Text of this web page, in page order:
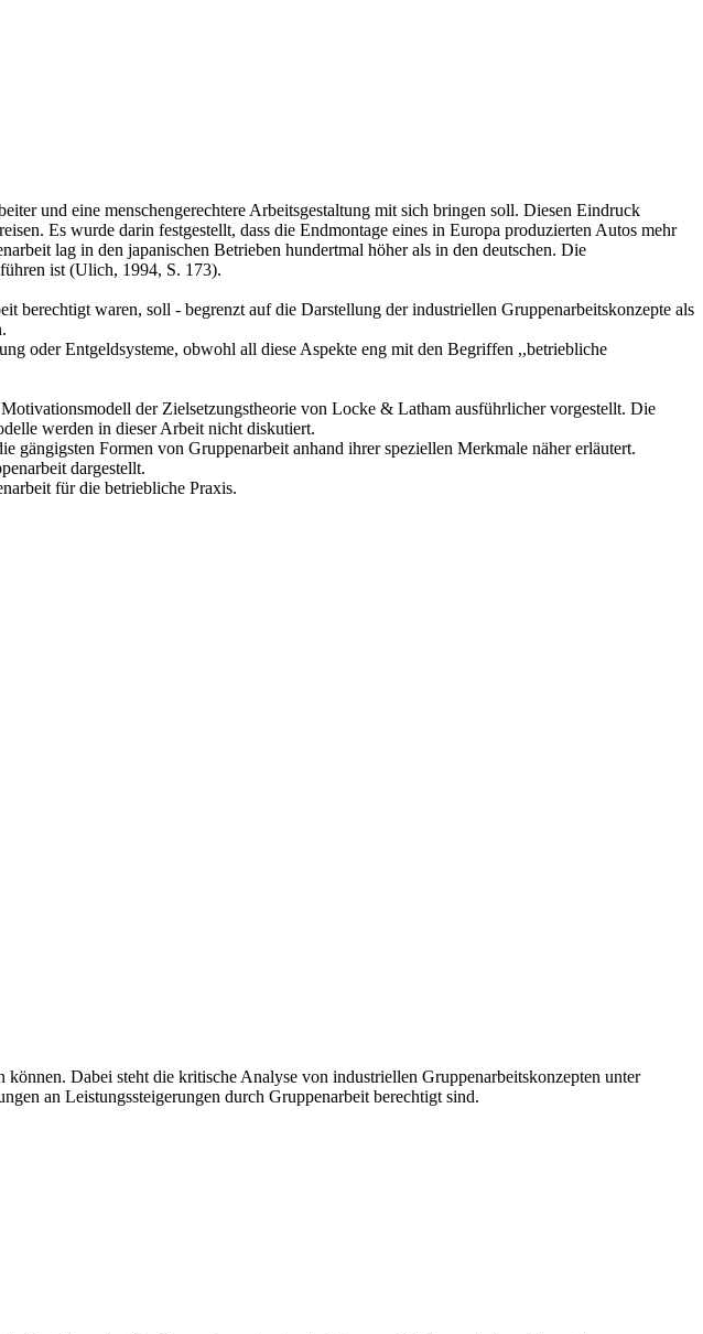
und eine menschengerechtere Arbeitsgestaltung mit sich bringen soll. Diesen Eindruck
Es wurde darin festgestellt, dass die Endmontage eines in Europa produzierten Autos mehr
lag in den japanischen Betrieben hundertmal höher als in den deutschen. Die
ist (Ulich, 1994, S. 173).
waren, soll - begrenzt auf die Darstellung der industriellen Gruppenarbeitskonzepte als
oder Entgeldsysteme, obwohl all diese Aspekte eng mit den Begriffen ,,betriebliche
der Zielsetzungstheorie von Locke & Latham ausführlicher vorgestellt. Die
werden in dieser Arbeit nicht diskutiert.
Formen von Gruppenarbeit anhand ihrer speziellen Merkmale näher erläutert.
dargestellt.
für die betriebliche Praxis.
Dabei steht die kritische Analyse von industriellen Gruppenarbeitskonzepten unter
an Leistungssteigerungen durch Gruppenarbeit berechtigt sind.